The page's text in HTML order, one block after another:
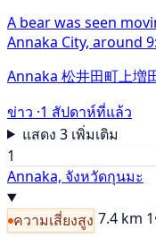
A bear was seen
Annaka City, around
Annaka 松井田町上増
ข่าว ·1 สัปดาห์ที่แล้ว
แสดง 3 เพิ่มเติม
1
Annaka, จังหวัดกุนมะ
ความเสี่ยงสูง 7.4 km